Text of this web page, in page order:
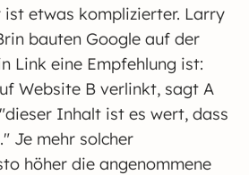
ist etwas komplizierter. Larry
bauten Google auf der
Link eine Empfehlung ist:
Website B verlinkt, sagt A
Inhalt ist es wert, dass
Je mehr solcher
höher die angenommene